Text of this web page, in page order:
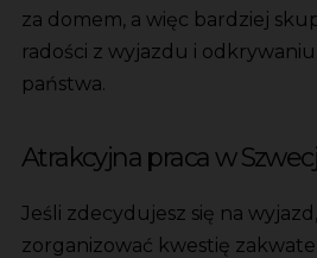
za domem, a więc bardziej
radości z wyjazdu i
państwa.
Atrakcyjna praca w
Jeśli zdecydujesz się na
zorganizować kwestię